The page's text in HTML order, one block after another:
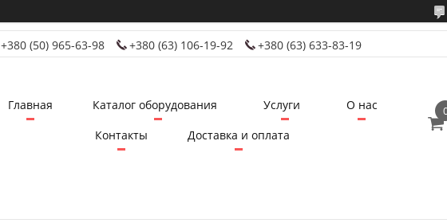
+380 (50) 965-63-98 +380 (63) 106-19-92 +380 (63) 633-83-19
Главная Каталог оборудования Услуги
О нас
Контакты
Доставка и оплата